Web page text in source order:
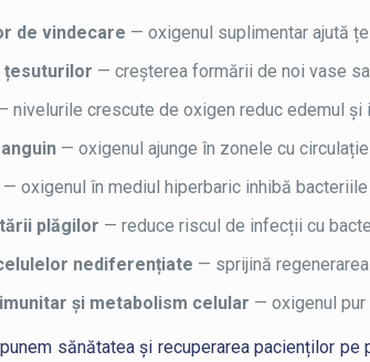
de vindecare — oxigenul suplimentar ajută
țesuturilor — creșterea formării de noi vase
nivelurile crescute de oxigen reduc edemul și
— oxigenul ajunge în zonele cu
— oxigenul în mediul hiperbaric inhibă
plăgilor — reduce riscul de infecții cu
nediferențiate — sprijină
și metabolism celular — oxigenul pur
sănătatea și recuperarea pacienților